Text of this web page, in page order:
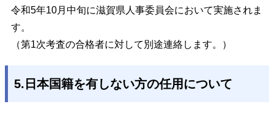
令和5年10月中旬に滋賀県人事委員会において実施されま
す。
（第1次考査の合格者に対して別途連絡します。）
5.日本国籍を有しない方の任用について